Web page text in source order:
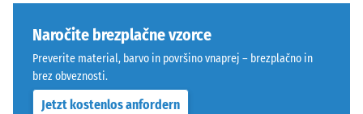
Naročite brezplačne vzorce
Preverite material, barvo in površino vnaprej – brezplačno in
brez obveznosti.
Jetzt kostenlos anfordern